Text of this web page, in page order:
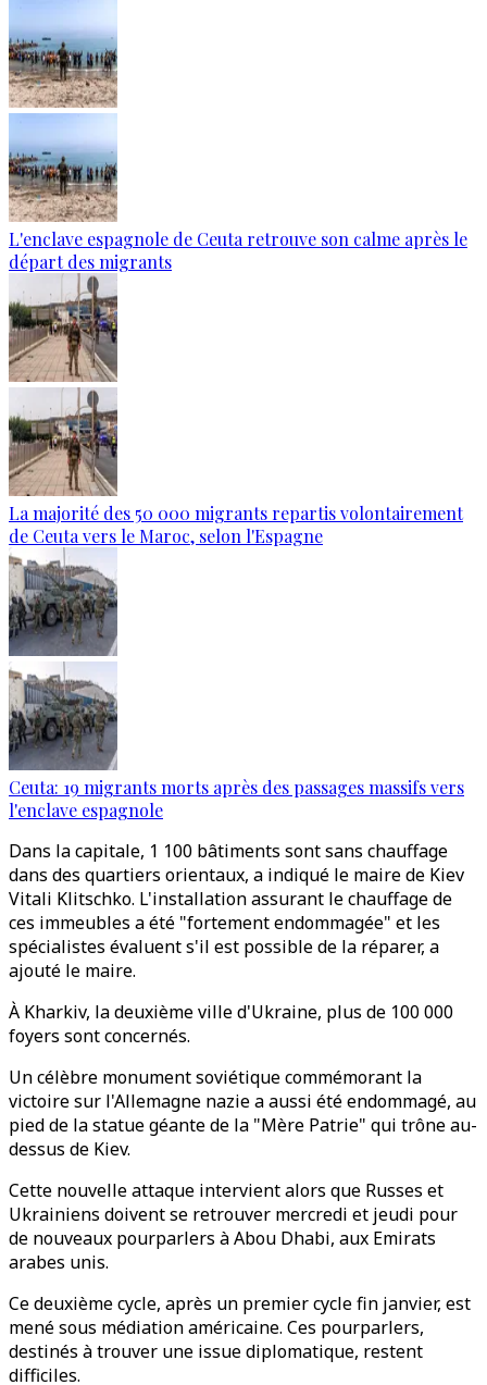
L'enclave espagnole de Ceuta retrouve son calme après le
départ des migrants
La majorité des 50 000 migrants repartis volontairement
de Ceuta vers le Maroc, selon l'Espagne
Ceuta: 19 migrants morts après des passages massifs vers
l'enclave espagnole
Dans la capitale, 1 100 bâtiments sont sans chauffage
dans des quartiers orientaux, a indiqué le maire de Kiev
Vitali Klitschko. L'installation assurant le chauffage de
ces immeubles a été "fortement endommagée" et les
spécialistes évaluent s'il est possible de la réparer, a
ajouté le maire.
À Kharkiv, la deuxième ville d'Ukraine, plus de 100 000
foyers sont concernés.
Un célèbre monument soviétique commémorant la
victoire sur l'Allemagne nazie a aussi été endommagé, au
pied de la statue géante de la "Mère Patrie" qui trône au-
dessus de Kiev.
Cette nouvelle attaque intervient alors que Russes et
Ukrainiens doivent se retrouver mercredi et jeudi pour
de nouveaux pourparlers à Abou Dhabi, aux Emirats
arabes unis.
Ce deuxième cycle, après un premier cycle fin janvier, est
mené sous médiation américaine. Ces pourparlers,
destinés à trouver une issue diplomatique, restent
difficiles.